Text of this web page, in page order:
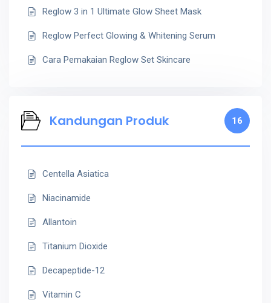
Reglow 3 in 1 Ultimate Glow Sheet Mask
Reglow Perfect Glowing & Whitening Serum
Cara Pemakaian Reglow Set Skincare
Kandungan Produk 16
Centella Asiatica
Niacinamide
Allantoin
Titanium Dioxide
Decapeptide-12
Vitamin C